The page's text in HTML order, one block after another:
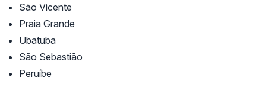
São Vicente
Praia Grande
Ubatuba
São Sebastião
Peruíbe